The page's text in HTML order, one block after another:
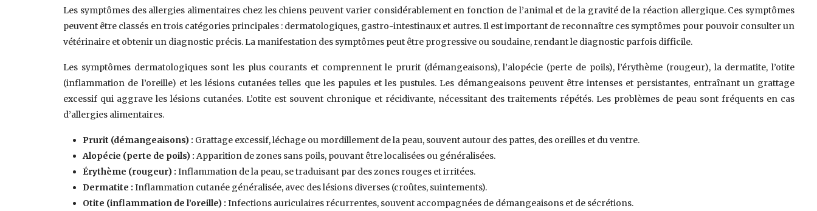
Les symptômes des allergies alimentaires chez les chiens peuvent varier considérablement en fonction de l’animal et de la gravité de la réaction allergique. Ces symptômes
peuvent être classés en trois catégories principales : dermatologiques, gastro-intestinaux et autres. Il est important de reconnaître ces symptômes pour pouvoir consulter un
vétérinaire et obtenir un diagnostic précis. La manifestation des symptômes peut être progressive ou soudaine, rendant le diagnostic parfois difficile.
Les symptômes dermatologiques sont les plus courants et comprennent le prurit (démangeaisons), l’alopécie (perte de poils), l’érythème (rougeur), la dermatite, l’otite
(inflammation de l’oreille) et les lésions cutanées telles que les papules et les pustules. Les démangeaisons peuvent être intenses et persistantes, entraînant un grattage
excessif qui aggrave les lésions cutanées. L’otite est souvent chronique et récidivante, nécessitant des traitements répétés. Les problèmes de peau sont fréquents en cas
d’allergies alimentaires.
Prurit (démangeaisons) : Grattage excessif, léchage ou mordillement de la peau, souvent autour des pattes, des oreilles et du ventre.
Alopécie (perte de poils) :Apparition de zones sans poils, pouvant être localisées ou généralisées.
Érythème (rougeur) :Inflammation de la peau, se traduisant par des zones rouges et irritées.
Dermatite :Inflammation cutanée généralisée, avec des lésions diverses (croûtes, suintements).
Otite (inflammation de l’oreille) :Infections auriculaires récurrentes, souvent accompagnées de démangeaisons et de sécrétions.